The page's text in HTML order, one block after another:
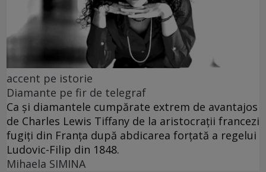
accent pe istorie
Diamante pe fir de telegraf
Ca și diamantele cumpărate extrem de avantajos
de Charles Lewis Tiffany de la aristocrații francezi
fugiți din Franța după abdicarea forțată a regelui
Ludovic-Filip din 1848.
Mihaela SIMINA